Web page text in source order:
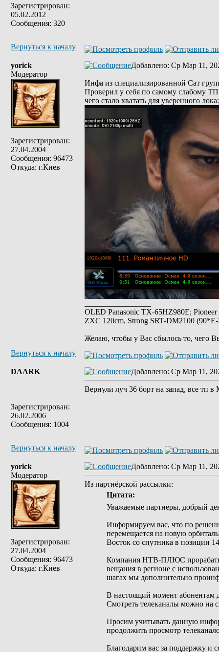
Зарегистрирован:
05.02.2012
Сообщения: 320
Вернуться к началу
yorick
Модератор
Зарегистрирован:
27.04.2004
Сообщения: 96473
Откуда: г.Киев
Добавлено: Ср Мар 11,
Инфа из специализированной Сат
Проверил у себя по самому слабому
чего стало хватать для уверенного лока:
OLED Panasonic TX-65HZ980E;
ZXC 120cm, Strong SRT-DM2100
Желаю, чтобы у Вас сбылось то, чего
Вернуться к началу
DAARK
Зарегистрирован:
26.02.2006
Сообщения: 1004
Добавлено: Ср Мар 11,
Вернули луч 36 борт на запад, все тп
Вернуться к началу
yorick
Модератор
Зарегистрирован:
27.04.2004
Сообщения: 96473
Откуда: г.Киев
Добавлено: Ср Мар 11,
Из партнёрской рассылки:
Цитата:
Уважаемые партнеры, добрый
Информируем вас, что по
перемещается на новую
Восток со спутника в позиции
Компания НТВ-ПЛЮС
вещания в регионе с
шагах мы дополнительно
В настоящий момент абонентам
Смотреть телеканалы можно на
Просим учитывать данную
продолжить просмотр
Благодарим вас за поддержку и